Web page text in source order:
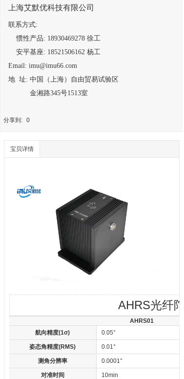
上海艾默优科技有限公司
联系方式:
惯性产品: 18930469278 徐工
安平基座: 18521506162 杨工
Email: imu@imu66.com
地 址: 中国（上海）自由贸易试验区
金湘路345号1513室
分享到: 0
宝贝详情
AHRS光纤
AHRS01
航向精度(1σ)
0.05°
姿态角精度(RMS) 0.01°
测角分辨率 0.0001°
对准时间 10min